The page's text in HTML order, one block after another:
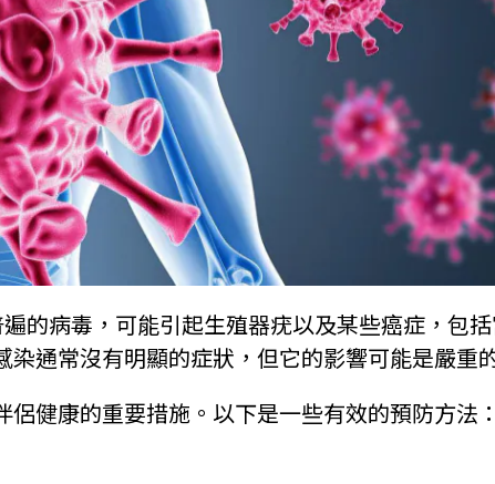
的病毒，可能引起生殖器疣以及某些癌症，包
通常沒有明顯的症狀，但它的影響可能是嚴重
健康的重要措施。以下是一些有效的預防方法：